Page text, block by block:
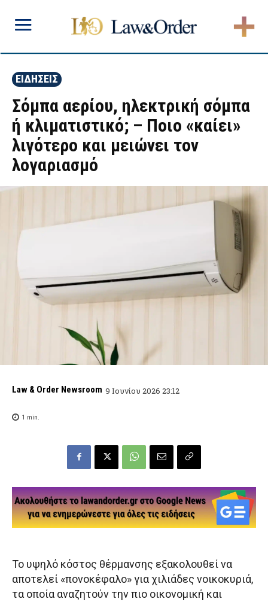
ΕΙΔΗΣΕΙΣ
Σόμπα αερίου, ηλεκτρική σόμπα
ή κλιματιστικό; – Ποιο «καίει»
λιγότερο και μειώνει τον
λογαριασμό
Law & Order Newsroom 9 Ιουνίου 2026 23:12
1 min.
Το υψηλό κόστος θέρμανσης εξακολουθεί να
αποτελεί «πονοκέφαλο» για χιλιάδες νοικοκυριά,
τα οποία αναζητούν την πιο οικονομική και